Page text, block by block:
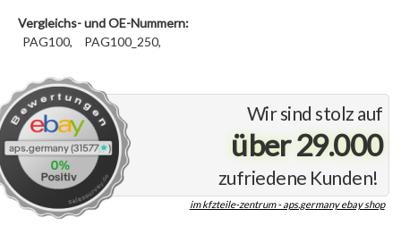
Wir sind stolz auf
über 29.000
zufriedene Kunden!
im kfzteile-zentrum - aps.germany ebay shop
Vergleichs- und OE-Nummern:
PAG100,
PAG100_250,